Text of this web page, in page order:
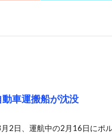
車運搬船が沈没
2日、運航中の2月16日にポ